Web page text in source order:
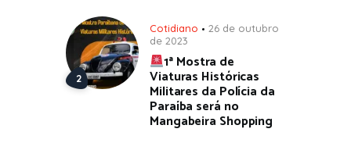
Cotidiano
26 de outubro
de 2023
1ª Mostra de
Viaturas Históricas
Militares da Polícia da
Paraíba será no
Mangabeira Shopping